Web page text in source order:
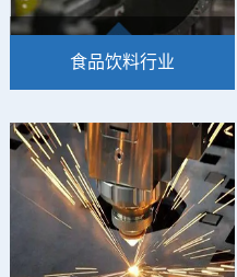
无油空气压缩机的最高温压
缩环境，可以减少压缩空气
中微生物的含量。并且整个
压缩过程都不会带来任何
油，大大降低了食品及饮料
食品饮料行业